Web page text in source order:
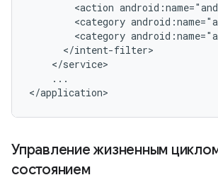
<action
<category
<category
...
Управление жизненным
состоянием